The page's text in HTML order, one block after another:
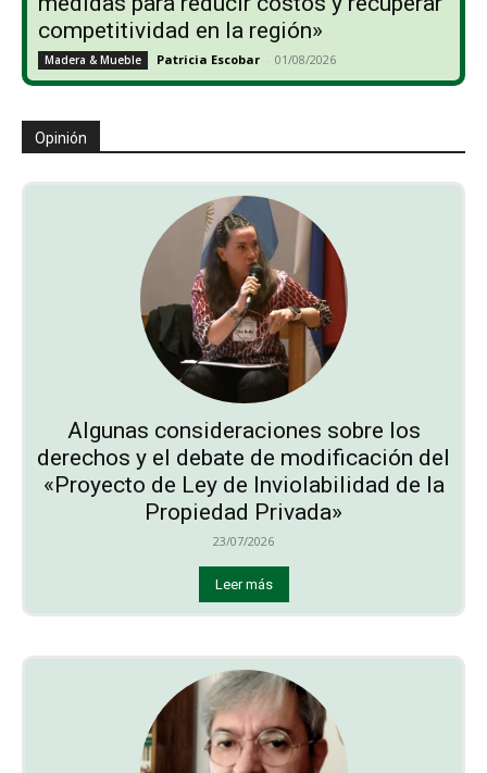
competitividad en la región»
Madera & Mueble Patricia Escobar - 01/08/2026
Opinión
Algunas consideraciones sobre los
derechos y el debate de modificación del
«Proyecto de Ley de Inviolabilidad de la
Propiedad Privada»
23/07/2026
Leer más